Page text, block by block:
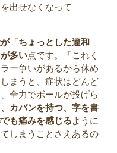
出せなくなって
「ちょっとした違和
多い点です。「これく
ー争いがあるから休め
まうと、症状はどんど
全力でボールが投げら
カバンを持つ、字を書
も痛みを感じるように
しまうことさえあるの